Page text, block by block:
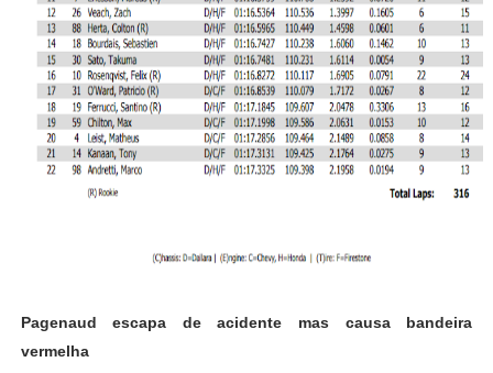
Pagenaud escapa de acidente mas causa bandeira
vermelha